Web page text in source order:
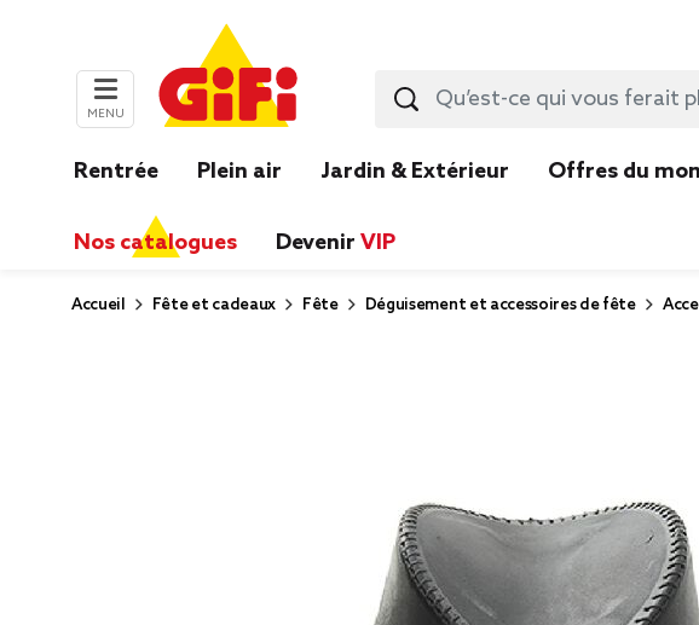
MENU
Rentrée Plein air Jardin & Extérieur Offres du
Nos catalogues Devenir VIP
Accueil Fête et cadeaux Fête Déguisement et accessoires de fête